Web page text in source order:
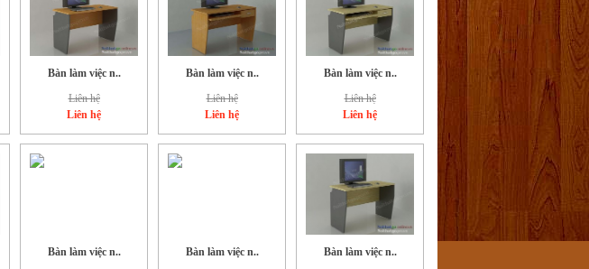
Bàn làm việc n..
Liên hệ
Liên hệ
Bàn làm việc n..
Bàn làm việc n..
Liên hệ
Liên hệ
Bàn làm việc n..
Bàn làm việc n..
Liên hệ
Liên hệ
Bàn làm việc n..